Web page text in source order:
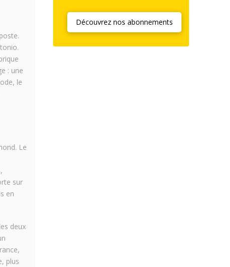
: une
le
Le
sur
en
deux
plus
Découvrez nos abonnements